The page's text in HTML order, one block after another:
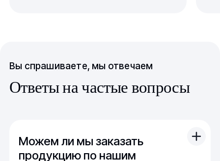
Вы спрашиваете, мы отвечаем
Ответы на частые вопросы
Можем ли мы заказать
продукцию по нашим